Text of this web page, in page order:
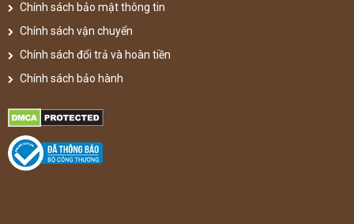
Chính sách bảo mật thông tin
Chính sách vận chuyển
Chính sách đổi trả và hoàn tiền
Chính sách bảo hành